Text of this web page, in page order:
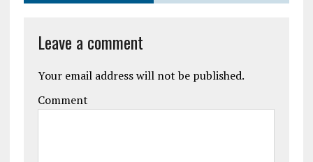
Leave a comment
Your email address will not be published.
Comment